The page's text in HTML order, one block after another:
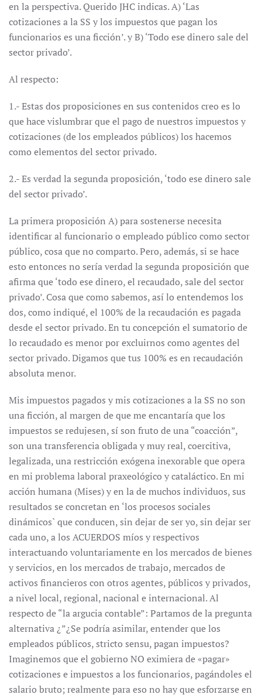
en la perspectiva. Querido JHC indicas. A) ‘Las
cotizaciones a la SS y los impuestos que pagan los
funcionarios es una ficción’. y B) ‘Todo ese dinero sale del
sector privado’.
Al respecto:
1.- Estas dos proposiciones en sus contenidos creo es lo
que hace vislumbrar que el pago de nuestros impuestos y
cotizaciones (de los empleados públicos) los hacemos
como elementos del sector privado.
2.- Es verdad la segunda proposición, ‘todo ese dinero sale
del sector privado’.
La primera proposición A) para sostenerse necesita
identificar al funcionario o empleado público como sector
público, cosa que no comparto. Pero, además, si se hace
esto entonces no sería verdad la segunda proposición que
afirma que ‘todo ese dinero, el recaudado, sale del sector
privado’. Cosa que como sabemos, así lo entendemos los
dos, como indiqué, el 100% de la recaudación es pagada
desde el sector privado. En tu concepción el sumatorio de
lo recaudado es menor por excluirnos como agentes del
sector privado. Digamos que tus 100% es en recaudación
absoluta menor.
Mis impuestos pagados y mis cotizaciones a la SS no son
una ficción, al margen de que me encantaría que los
impuestos se redujesen, sí son fruto de una “coacción”,
son una transferencia obligada y muy real, coercitiva,
legalizada, una restricción exógena inexorable que opera
en mi problema laboral praxeológico y cataláctico. En mi
acción humana (Mises) y en la de muchos individuos, sus
resultados se concretan en ‘los procesos sociales
dinámicos` que conducen, sin dejar de ser yo, sin dejar ser
cada uno, a los ACUERDOS míos y respectivos
interactuando voluntariamente en los mercados de bienes
y servicios, en los mercados de trabajo, mercados de
activos financieros con otros agentes, públicos y privados,
a nivel local, regional, nacional e internacional. Al
respecto de “la argucia contable”: Partamos de la pregunta
alternativa ¿”¿Se podría asimilar, entender que los
empleados públicos, stricto sensu, pagan impuestos?
Imaginemos que el gobierno NO eximiera de «pagar»
cotizaciones e impuestos a los funcionarios, pagándoles el
salario bruto; realmente para eso no hay que esforzarse en